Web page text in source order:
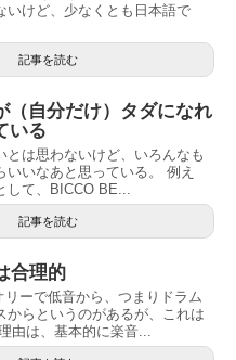
いけど、少なくとも日本語で
記事を読む
（自分だけ）タダになれ
いる
とは思わないけど、いろんなも
いいなあと思っている。 例え
して、BICCO BE...
記事を読む
合理的
リーで低音から、つまりドラム
からというのがあるが、これは
由は、基本的に楽音...